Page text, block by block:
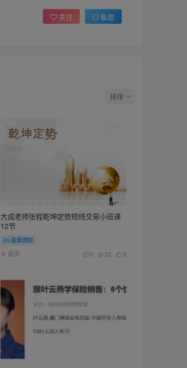
关注 私信
排序
大成老师张程乾坤定势短线交易小班课
12节
股票理财
前天 0 32 6